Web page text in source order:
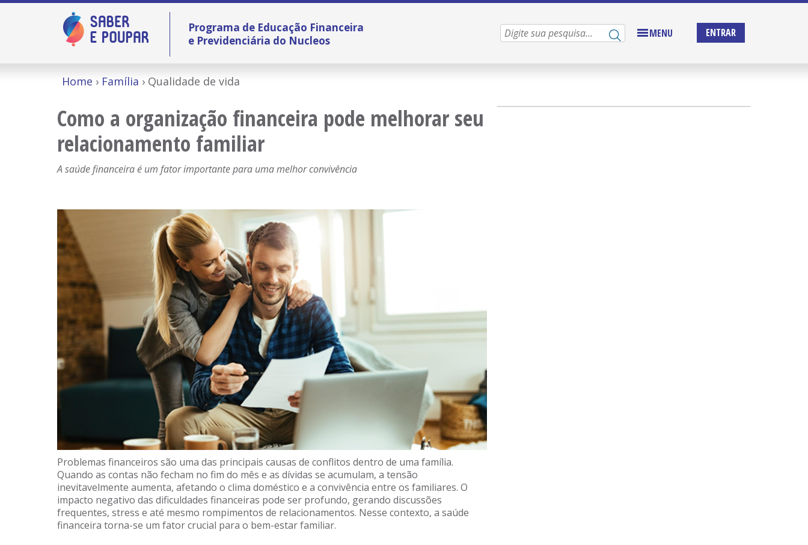
Programa de Educação Financeira
e Previdenciária do Nucleos
ENTRAR
MENU
Home Família Qualidade de vida
Como a organização financeira pode melhorar seu
relacionamento familiar
A saúde financeira é um fator importante para uma melhor convivência
Problemas financeiros são uma das principais causas de conflitos dentro de uma família.
Quando as contas não fecham no fim do mês e as dívidas se acumulam, a tensão
inevitavelmente aumenta, afetando o clima doméstico e a convivência entre os familiares. O
impacto negativo das dificuldades financeiras pode ser profundo, gerando discussões
frequentes, stress e até mesmo rompimentos de relacionamentos. Nesse contexto, a saúde
financeira torna-se um fator crucial para o bem-estar familiar.